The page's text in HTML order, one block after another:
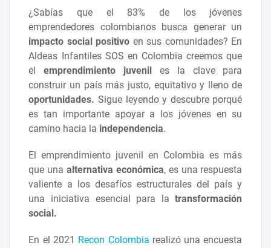
¿Sabías que el 83% de los jóvenes
emprendedores colombianos busca generar un
impacto social positivo en sus comunidades? En
Aldeas Infantiles SOS en Colombia creemos que
elemprendimiento juvenil es la clave para
construir un país más justo, equitativo y lleno de
oportunidades. Sigue leyendo y descubre porqué
es tan importante apoyar a los jóvenes en su
camino hacia la independencia.
El emprendimiento juvenil en Colombia es más
que unaalternativa económica, es una respuesta
valiente a los desafíos estructurales del país y
una iniciativa esencial para latransformación
social.
En el 2021 Recon Colombia realizó una encuesta